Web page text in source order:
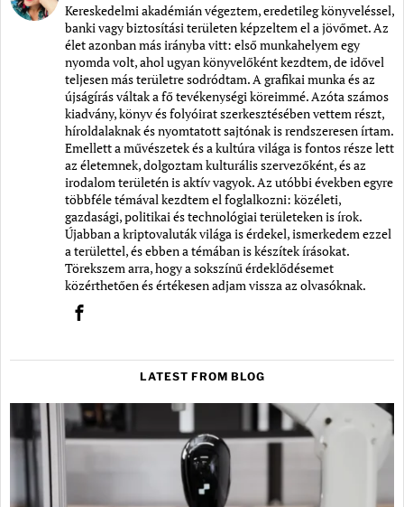
Kereskedelmi akadémián végeztem, eredetileg könyveléssel,
banki vagy biztosítási területen képzeltem el a jövőmet. Az
élet azonban más irányba vitt: első munkahelyem egy
nyomda volt, ahol ugyan könyvelőként kezdtem, de idővel
teljesen más területre sodródtam. A grafikai munka és az
újságírás váltak a fő tevékenységi köreimmé. Azóta számos
kiadvány, könyv és folyóirat szerkesztésében vettem részt,
híroldalaknak és nyomtatott sajtónak is rendszeresen írtam.
Emellett a művészetek és a kultúra világa is fontos része lett
az életemnek, dolgoztam kulturális szervezőként, és az
irodalom területén is aktív vagyok. Az utóbbi években egyre
többféle témával kezdtem el foglalkozni: közéleti,
gazdasági, politikai és technológiai területeken is írok.
Újabban a kriptovaluták világa is érdekel, ismerkedem ezzel
a területtel, és ebben a témában is készítek írásokat.
Törekszem arra, hogy a sokszínű érdeklődésemet
közérthetően és értékesen adjam vissza az olvasóknak.
LATEST FROM BLOG